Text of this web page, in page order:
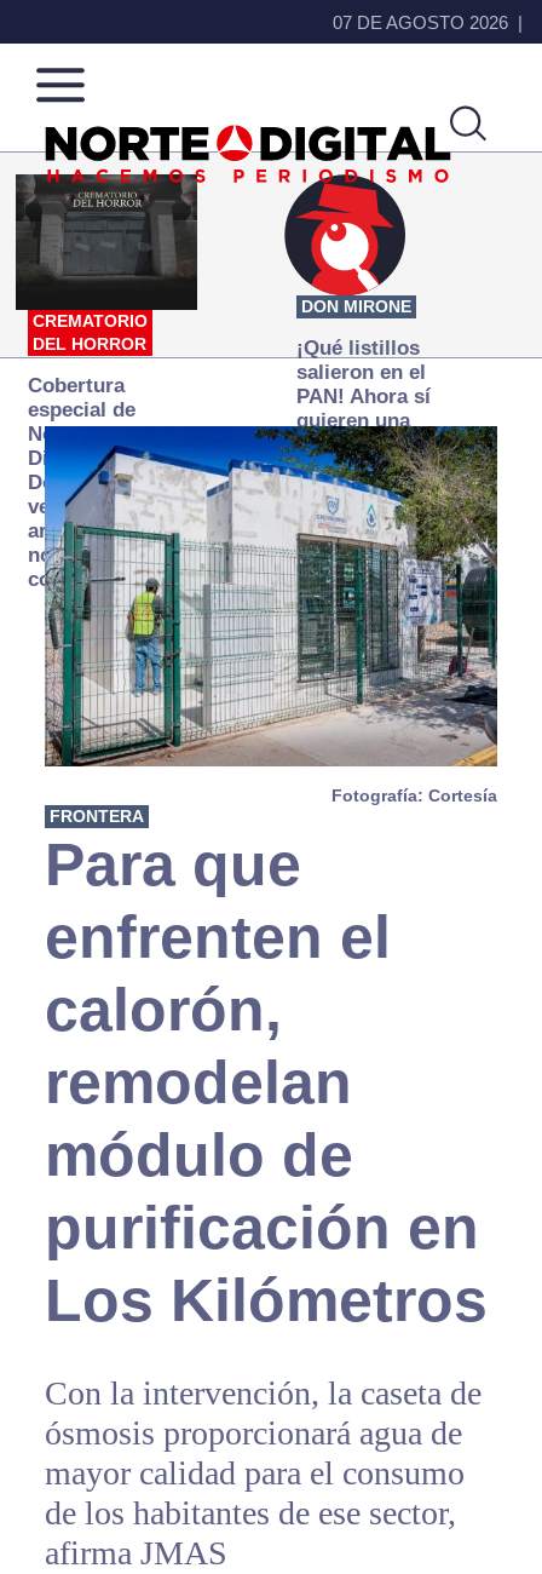
07 DE AGOSTO 2026
Norte
de
Ciudad
Más
que
noticias,
hacemos periodismo
CREMATORIO
DEL HORROR
Cobertura
especial de
Norte
Digital:
Donde la
verdad
arde… pero
no se
consume
DON MIRONE
¡Qué listillos
salieron en el
PAN! Ahora sí
quieren una
Fiscalía
autónoma… y
transexenal
Fotografía: Cortesía
FRONTERA
Para que
enfrenten el
calorón,
remodelan
módulo de
purificación en
Los Kilómetros
Con la intervención, la caseta de
ósmosis proporcionará agua de
mayor calidad para el consumo
de los habitantes de ese sector,
afirma JMAS